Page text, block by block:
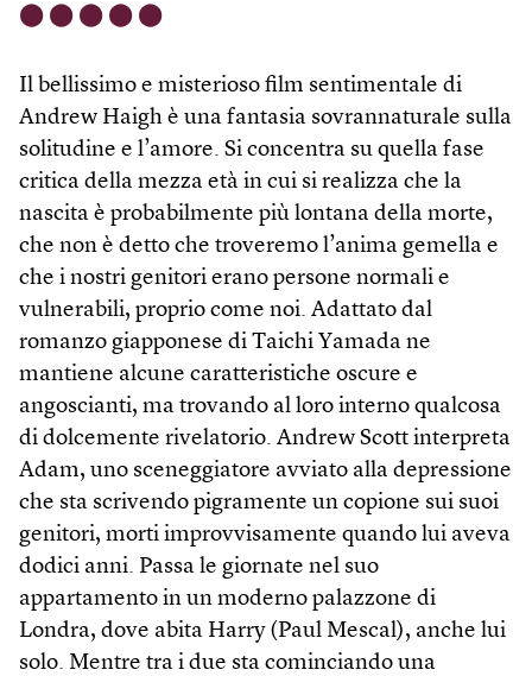
⬤ ⬤ ⬤ ⬤ ⬤
Il bellissimo e misterioso film sentimentale di
Andrew Haigh è una fantasia sovrannaturale sulla
solitudine e l’amore. Si concentra su quella fase
critica della mezza età in cui si realizza che la
nascita è probabilmente più lontana della morte,
che non è detto che troveremo l’anima gemella e
che i nostri genitori erano persone normali e
vulnerabili, proprio come noi. Adattato dal
romanzo giapponese di Taichi Yamada ne
mantiene alcune caratteristiche oscure e
angoscianti, ma trovando al loro interno qualcosa
di dolcemente rivelatorio. Andrew Scott interpreta
Adam, uno sceneggiatore avviato alla depressione
che sta scrivendo pigramente un copione sui suoi
genitori, morti improvvisamente quando lui aveva
dodici anni. Passa le giornate nel suo
appartamento in un moderno palazzone di
Londra, dove abita Harry (Paul Mescal), anche lui
solo. Mentre tra i due sta cominciando una